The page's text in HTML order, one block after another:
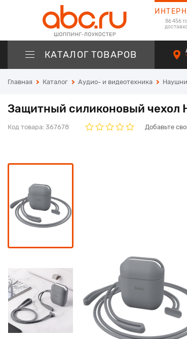
86 456
КАТАЛОГ ТОВАРОВ
Главная Каталог Аудио- и видеотехника
Защитный силиконовый чехол
Код товара: 367678 Добавьте